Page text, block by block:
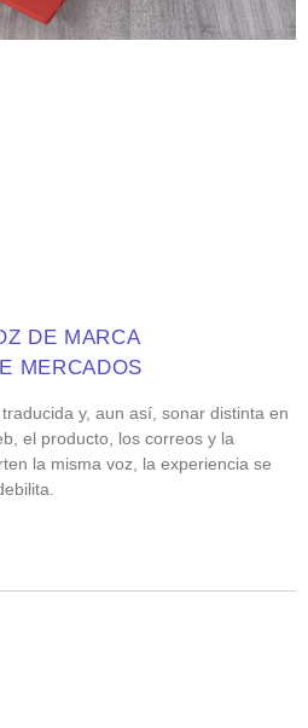
DE MARCA
MERCADOS
y, aun así, sonar distinta en
el producto, los correos y la
la misma voz, la experiencia se